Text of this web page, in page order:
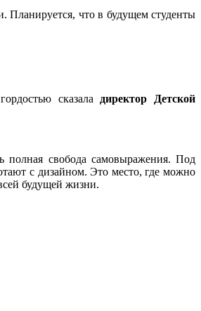
Планируется, что в будущем студенты
сказала директор Детской
полная свобода самовыражения. Под
с дизайном. Это место, где можно
будущей жизни.